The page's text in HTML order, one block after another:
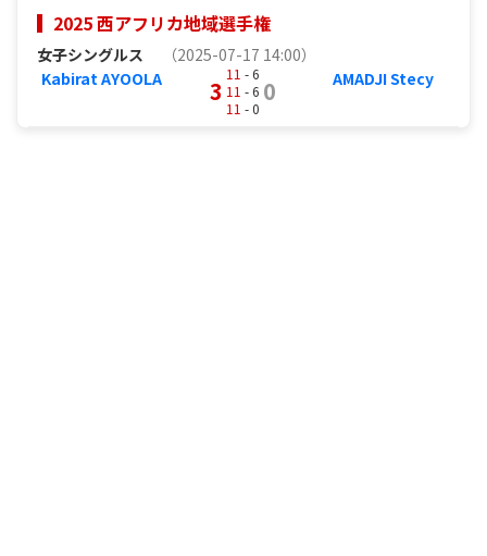
2025 西アフリカ地域選手権
女子シングルス
（2025-07-17 14:00）
Kabirat AYOOLA
3
11 - 6
11 - 6
11 - 0
0 AMADJI Stecy